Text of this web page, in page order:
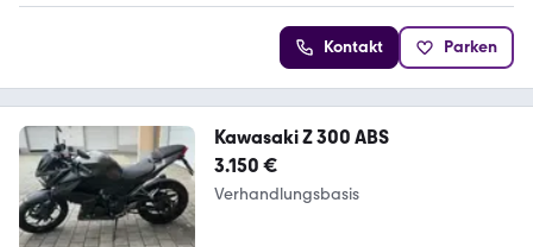
Kontakt Parken
Kawasaki Z 300 ABS
3.150 €
Verhandlungsbasis